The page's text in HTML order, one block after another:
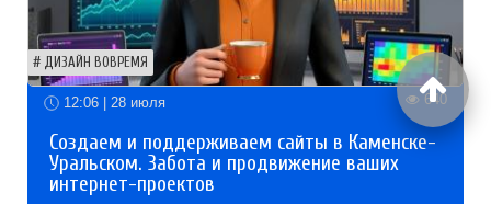
ДИЗАЙН ВОВРЕМЯ
12:06 | 28 июля 640
Создаем и поддерживаем сайты в Каменске-
Уральском. Забота и продвижение ваших
интернет-проектов